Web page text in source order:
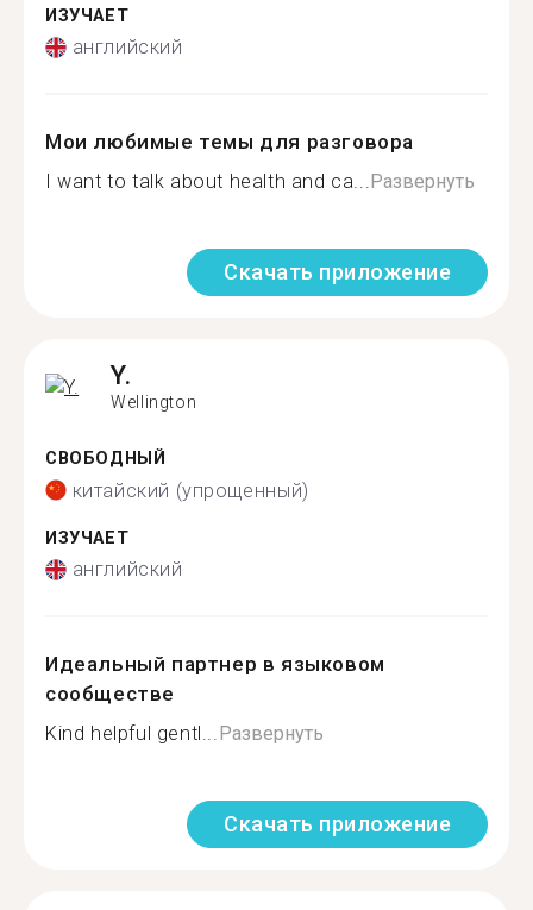
ИЗУЧАЕТ
английский
Мои любимые темы для разговора
I want to talk about health and ca...Развернуть
Скачать приложение
Y.
Wellington
СВОБОДНЫЙ
китайский (упрощенный)
ИЗУЧАЕТ
английский
Идеальный партнер в языковом
сообществе
Kind helpful gentl...Развернуть
Скачать приложение